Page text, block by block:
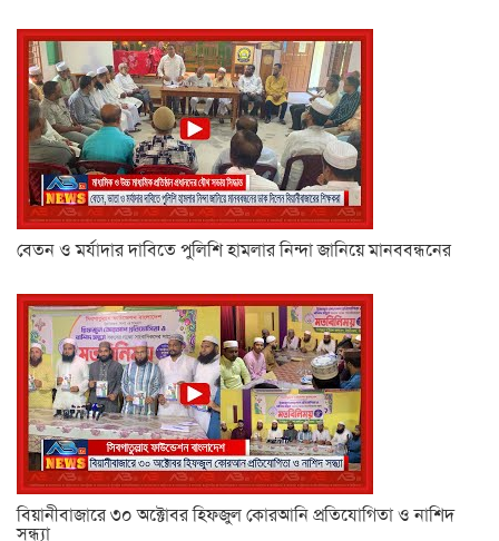
বেতন ও মর্যাদার দাবিতে পুলিশি হামলার নিন্দা জানিয়ে মানববন্ধনের
বিয়ানীবাজারে ৩০ অক্টোবর হিফজুল কোরআনি প্রতিযোগিতা ও নাশিদ
সন্ধ্যা